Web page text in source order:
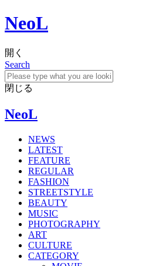
NeoL
開く
Search
閉じる
NeoL
NEWS
LATEST
FEATURE
REGULAR
FASHION
STREETSTYLE
BEAUTY
MUSIC
PHOTOGRAPHY
ART
CULTURE
CATEGORY